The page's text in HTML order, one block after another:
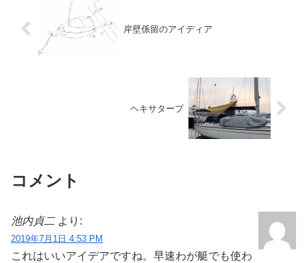
岸壁係留のアイディア
ヘキサタープ
コメント
池内貞二 より:
2019年7月1日 4:53 PM
これはいいアイデアですね。早速わが艇でも使わ